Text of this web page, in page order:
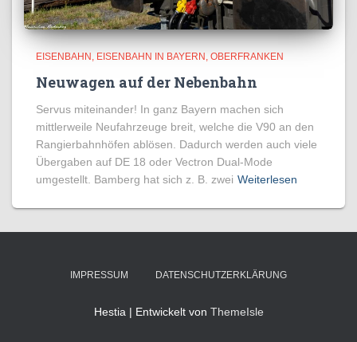
EISENBAHN EISENBAHN IN BAYERN OBERFRANKEN
Neuwagen auf der Nebenbahn
Servus miteinander! In ganz Bayern machen sich
mittlerweile Neufahrzeuge breit, welche die V90 an den
Rangierbahnhöfen ablösen. Dadurch werden auch viele
Übergaben auf DE 18 oder Vectron Dual-Mode
umgestellt. Bamberg hat sich z. B. zwei Weiterlesen
IMPRESSUM DATENSCHUTZERKLÄRUNG
Hestia | Entwickelt von ThemeIsle